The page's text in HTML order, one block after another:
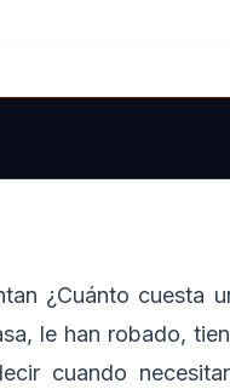
¿Cuánto cuesta
le han robado,
cuando